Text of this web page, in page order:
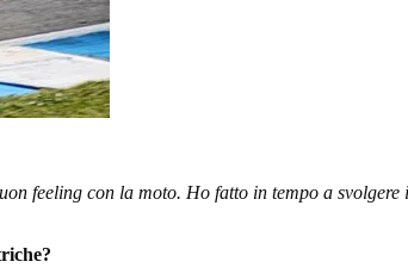
feeling con la moto. Ho fatto in tempo a